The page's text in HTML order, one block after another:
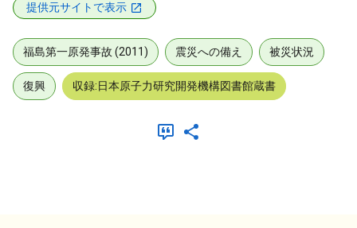
提供元サイトで表示
福島第一原発事故 (2011) 震災への備え 被災状況
復興 収録:日本原子力研究開発機構図書館蔵書